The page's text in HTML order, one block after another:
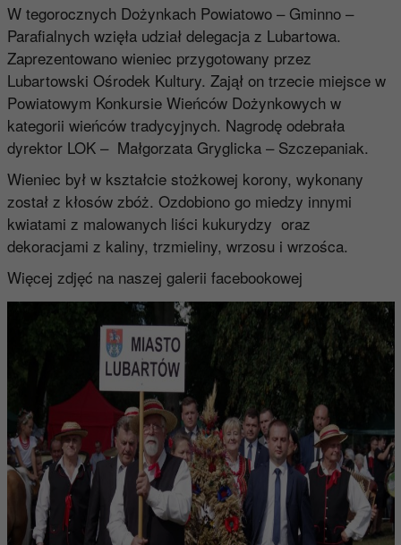
W tegorocznych Dożynkach Powiatowo – Gminno –
Parafialnych wzięła udział delegacja z Lubartowa.
Zaprezentowano wieniec przygotowany przez
Lubartowski Ośrodek Kultury. Zajął on trzecie miejsce w
Powiatowym Konkursie Wieńców Dożynkowych w
kategorii wieńców tradycyjnych. Nagrodę odebrała
dyrektor LOK – Małgorzata Gryglicka – Szczepaniak.
Wieniec był w kształcie stożkowej korony, wykonany
został z kłosów zbóż. Ozdobiono go miedzy innymi
kwiatami z malowanych liści kukurydzy oraz
dekoracjami z kaliny, trzmieliny, wrzosu i wrzośca.
Więcej zdjęć na naszej galerii facebookowej